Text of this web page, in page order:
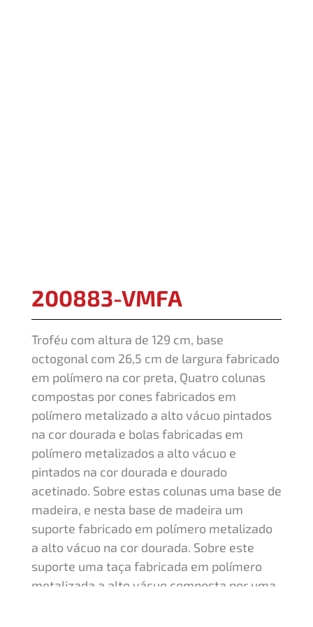
200883-VMFA
Troféu com altura de 129 cm, base
octogonal com 26,5 cm de largura fabricado
em polímero na cor preta, Quatro colunas
compostas por cones fabricados em
polímero metalizado a alto vácuo pintados
na cor dourada e bolas fabricadas em
polímero metalizados a alto vácuo e
pintados na cor dourada e dourado
acetinado. Sobre estas colunas uma base de
madeira, e nesta base de madeira um
suporte fabricado em polímero metalizado
a alto vácuo na cor dourada. Sobre este
suporte uma taça fabricada em polímero
metalizada a alto vácuo composta por uma